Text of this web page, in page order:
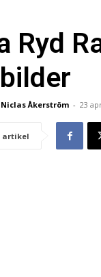
Ryd
Niclas Åkerström - 23
artikel